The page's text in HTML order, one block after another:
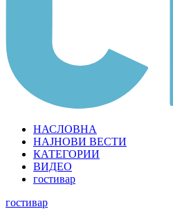
НАСЛОВНА
НАЈНОВИ ВЕСТИ
КАТЕГОРИИ
ВИДЕО
гостивар
гостивар